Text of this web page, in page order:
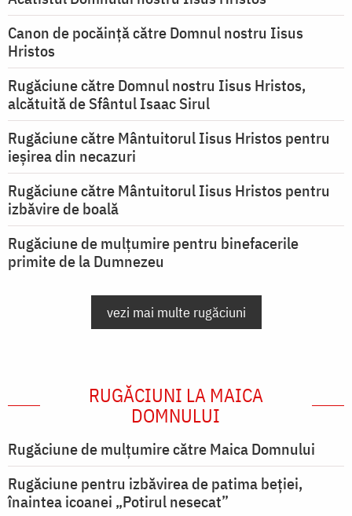
Canon de pocăință către Domnul nostru Iisus
Hristos
Rugăciune către Domnul nostru Iisus Hristos,
alcătuită de Sfântul Isaac Sirul
Rugăciune către Mântuitorul Iisus Hristos pentru
ieşirea din necazuri
Rugăciune către Mântuitorul Iisus Hristos pentru
izbăvire de boală
Rugăciune de mulțumire pentru binefacerile
primite de la Dumnezeu
vezi mai multe rugăciuni
RUGĂCIUNI LA MAICA
DOMNULUI
Rugăciune de mulţumire către Maica Domnului
Rugăciune pentru izbăvirea de patima beției,
înaintea icoanei „Potirul nesecat”